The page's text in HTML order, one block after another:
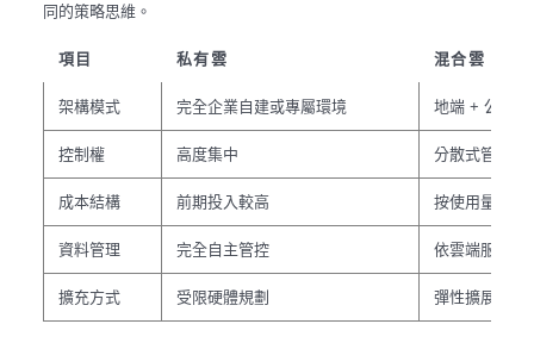
同的策略思維。
項目 私有雲 混合雲
架構模式 完全企業自建或專屬環境 地端 + 公有雲
控制權 高度集中 分散式管理
成本結構 前期投入較高 按使用量彈性
資料管理 完全自主管控 依雲端服務策
擴充方式 受限硬體規劃 彈性擴展